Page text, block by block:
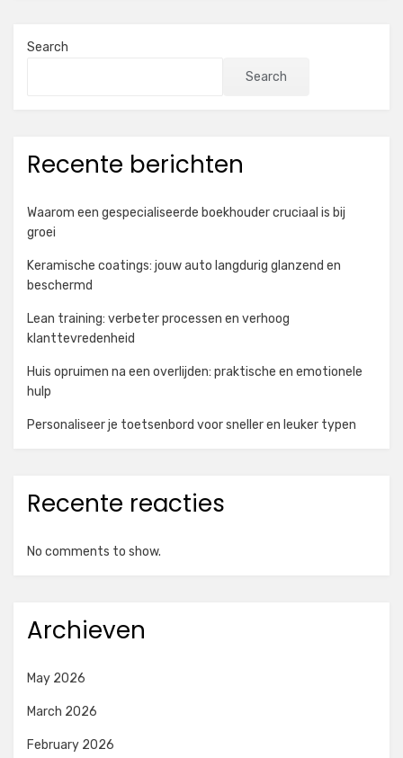
Search
Search
Recente berichten
Waarom een gespecialiseerde boekhouder cruciaal is bij
groei
Keramische coatings: jouw auto langdurig glanzend en
beschermd
Lean training: verbeter processen en verhoog
klanttevredenheid
Huis opruimen na een overlijden: praktische en emotionele
hulp
Personaliseer je toetsenbord voor sneller en leuker typen
Recente reacties
No comments to show.
Archieven
May 2026
March 2026
February 2026